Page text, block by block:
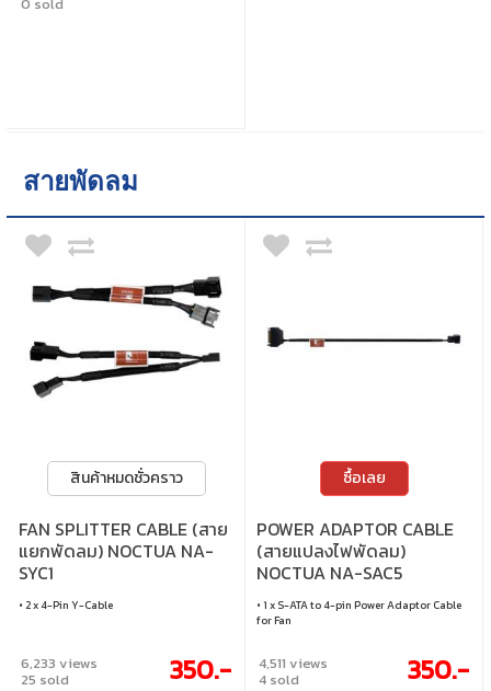
สายพัดลม
สินค้าหมดชั่วคราว
FAN SPLITTER CABLE (สาย
แยกพัดลม) NOCTUA NA-
SYC1
• 2 x 4-Pin Y-Cable
6,233 views
25 sold 350.-
ซื้อเลย
POWER ADAPTOR CABLE
(สายแปลงไฟพัดลม)
NOCTUA NA-SAC5
• 1 x S-ATA to 4-pin Power Adaptor Cable
for Fan
4,511 views
4 sold 350.-